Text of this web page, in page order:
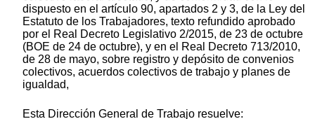
dispuesto en el artículo 90, apartados 2 y 3, de la Ley del
Estatuto de los Trabajadores, texto refundido aprobado
por el Real Decreto Legislativo 2/2015, de 23 de octubre
(BOE de 24 de octubre), y en el Real Decreto 713/2010,
de 28 de mayo, sobre registro y depósito de convenios
colectivos, acuerdos colectivos de trabajo y planes de
igualdad,
Esta Dirección General de Trabajo resuelve: